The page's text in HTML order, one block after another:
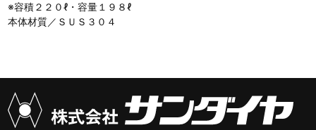
※容積２２０ℓ・容量１９８ℓ
本体材質／ＳＵＳ３０４